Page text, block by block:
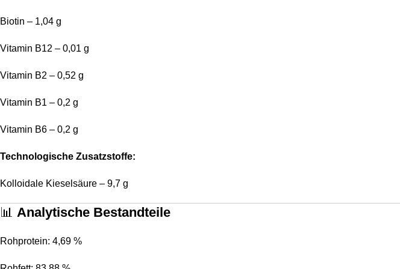
Biotin – 1,04 g
Vitamin B12 – 0,01 g
Vitamin B2 – 0,52 g
Vitamin B1 – 0,2 g
Vitamin B6 – 0,2 g
Technologische Zusatzstoffe:
Kolloidale Kieselsäure – 9,7 g
📊 Analytische Bestandteile
Rohprotein: 4,69 %